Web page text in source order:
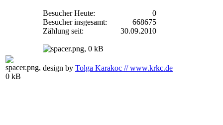
Besucher Heute:
0
Besucher insgesamt:
668675
Zählung seit:
30.09.2010
design by Tolga Karakoc // www.krkc.de